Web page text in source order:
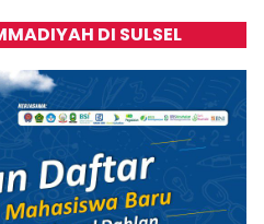
DI SULSEL